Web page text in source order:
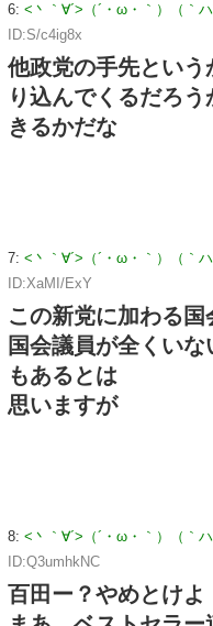
6: <丶｀∀´>（´・ω・｀）（｀
ID:S/c4ig8x
他政党の手先とい
り込んでくるだろ
きるかだな
7: <丶｀∀´>（´・ω・｀）（｀
ID:XaMI/ExY
この新党に加わる
国会議員が全くい
もあるとは
思いますが
8: <丶｀∀´>（´・ω・｀）（｀
ID:Q3umhkNC
百田ー？やめとけよ